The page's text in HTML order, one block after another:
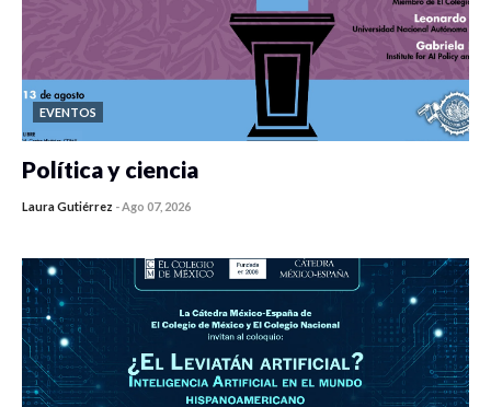
EVENTOS
Política y ciencia
Laura Gutiérrez -Ago 07, 2026